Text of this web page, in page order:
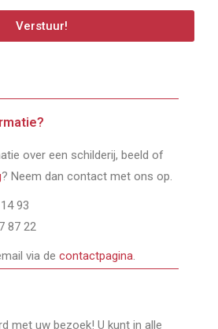
Verstuur!
over een schilderij, beeld of
? Neem dan contact met ons op.
93
87 22
via de contactpagina.
met uw bezoek! U kunt in alle